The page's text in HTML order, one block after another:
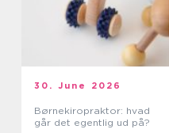
30. June 2026
Børnekiropraktor: hvad
går det egentlig ud på?